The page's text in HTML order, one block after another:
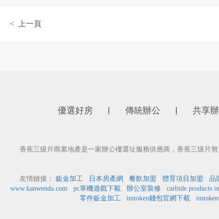
< 上一頁
優選好房 傳統辦公 共享
香蕉三级片商業地產是一家辦公樓選址服務供應商，香蕉三级片
友情鏈接： 鈑金加工 日本房產網 餐飲加盟 體育項目加盟
品
www.kanwenda.com
pc單機遊戲下載 辦公室裝修
carbide products
零件鈑金加工
imtoken錢包官網下載